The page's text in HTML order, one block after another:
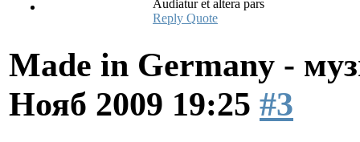
Audiatur et altera pars
Reply Quote
Made in Germany -
Нояб 2009 19:25 #3